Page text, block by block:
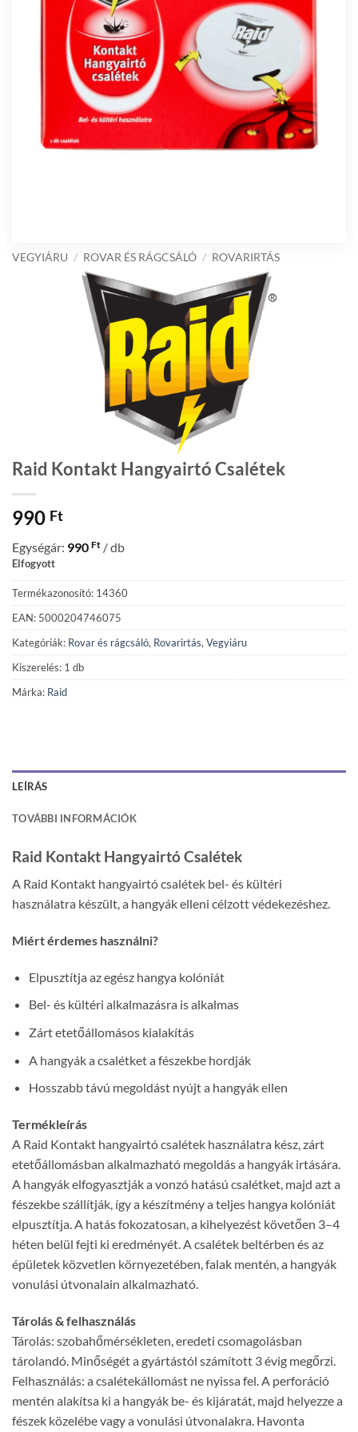
VEGYIÁRU / ROVAR ÉS RÁGCSÁLÓ / ROVARIRTÁS
Raid Kontakt Hangyairtó Csalétek
990 Ft
Egységár: 990 Ft / db
Elfogyott
Termékazonosító: 14360
EAN: 5000204746075
Kategóriák: Rovar és rágcsáló, Rovarirtás, Vegyiáru
Kiszerelés: 1 db
Márka: Raid
LEÍRÁS
TOVÁBBI INFORMÁCIÓK
Raid Kontakt Hangyairtó Csalétek
A Raid Kontakt hangyairtó csalétek bel- és kültéri
használatra készült, a hangyák elleni célzott védekezéshez.
Miért érdemes használni?
Elpusztítja az egész hangya kolóniát
Bel- és kültéri alkalmazásra is alkalmas
Zárt etetőállomásos kialakítás
A hangyák a csalétket a fészekbe hordják
Hosszabb távú megoldást nyújt a hangyák ellen
Termékleírás
A Raid Kontakt hangyairtó csalétek használatra kész, zárt
etetőállomásban alkalmazható megoldás a hangyák irtására.
A hangyák elfogyasztják a vonzó hatású csalétket, majd azt a
fészekbe szállítják, így a készítmény a teljes hangya kolóniát
elpusztítja. A hatás fokozatosan, a kihelyezést követően 3–4
héten belül fejti ki eredményét. A csalétek beltérben és az
épületek közvetlen környezetében, falak mentén, a hangyák
vonulási útvonalain alkalmazható.
Tárolás & felhasználás
Tárolás: szobahőmérsékleten, eredeti csomagolásban
tárolandó. Minőségét a gyártástól számított 3 évig megőrzi.
Felhasználás: a csalétekállomást ne nyissa fel. A perforáció
mentén alakítsa ki a hangyák be- és kijáratát, majd helyezze a
fészek közelébe vagy a vonulási útvonalakra. Havonta